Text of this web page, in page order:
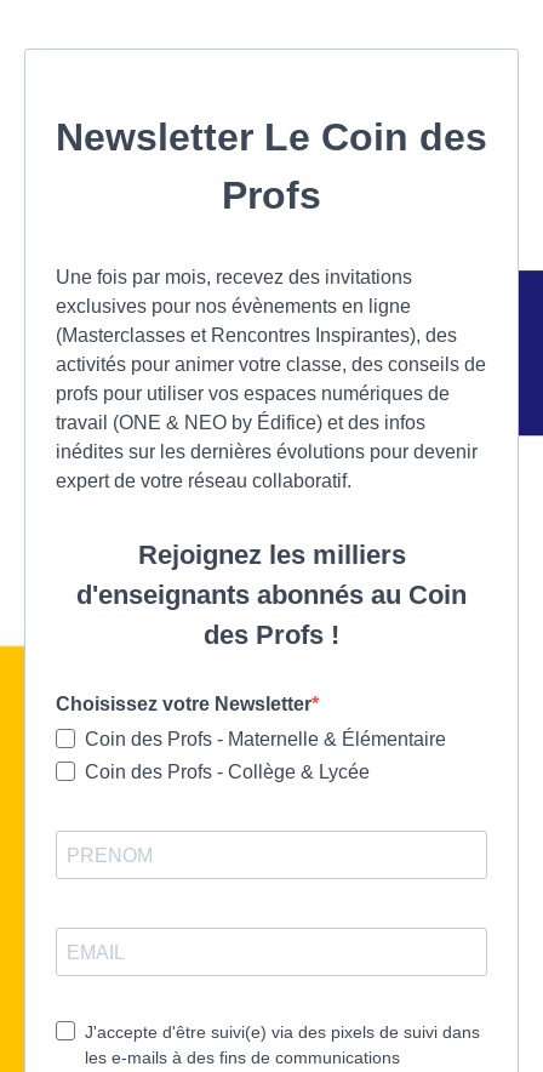
Newsletter Le Coin des
Profs
Une fois par mois, recevez des invitations
exclusives pour nos évènements en ligne
(Masterclasses et Rencontres Inspirantes), des
activités pour animer votre classe, des conseils de
profs pour utiliser vos espaces numériques de
travail (ONE & NEO by Édifice) et des infos
inédites sur les dernières évolutions pour devenir
expert de votre réseau collaboratif.
Rejoignez les milliers
d'enseignants abonnés au Coin
des Profs !
Choisissez votre Newsletter
Coin des Profs - Maternelle & Élémentaire
Coin des Profs - Collège & Lycée
J'accepte d'être suivi(e) via des pixels de suivi dans
les e-mails à des fins de communications